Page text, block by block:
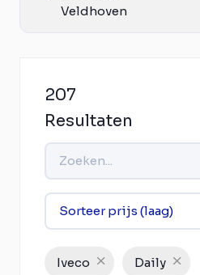
Veldhoven
207
Resultaten
Iveco Daily